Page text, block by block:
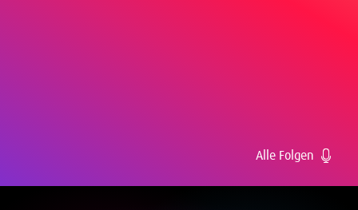
Alle Folgen